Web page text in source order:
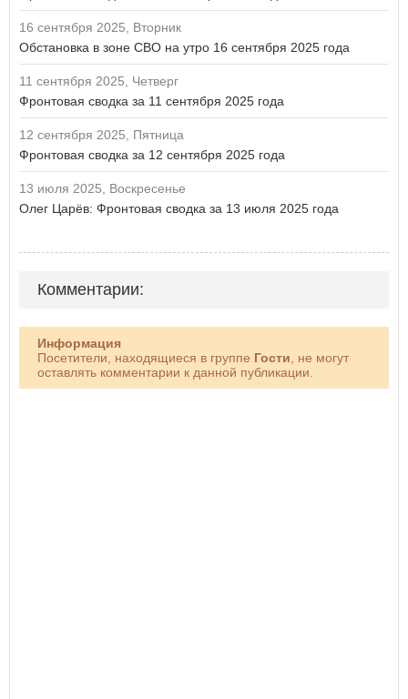
16 сентября 2025, Вторник
Обстановка в зоне СВО на утро 16 сентября 2025 года
11 сентября 2025, Четверг
Фронтовая сводка за 11 сентября 2025 года
12 сентября 2025, Пятница
Фронтовая сводка за 12 сентября 2025 года
13 июля 2025, Воскресенье
Олег Царёв: Фронтовая сводка за 13 июля 2025 года
Комментарии:
Информация
Посетители, находящиеся в группе Гости , не могут
оставлять комментарии к данной публикации.